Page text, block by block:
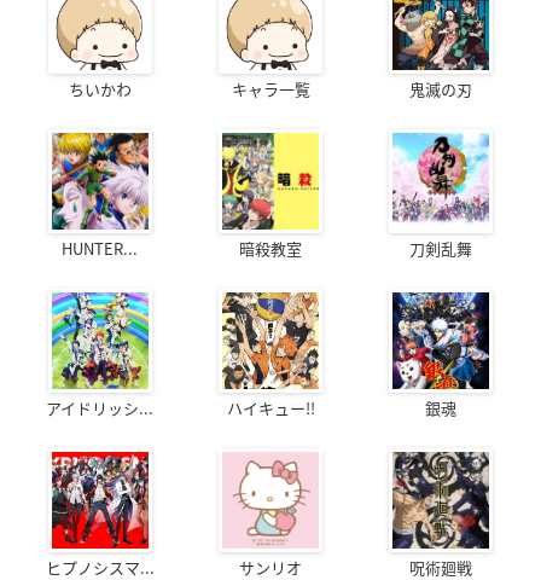
ちいかわ キャラ一覧 鬼滅の刃
HUNTER... 暗殺教室 刀剣乱舞
アイドリッシ... ハイキュー!! 銀魂
ヒプノシスマ... サンリオ 呪術廻戦